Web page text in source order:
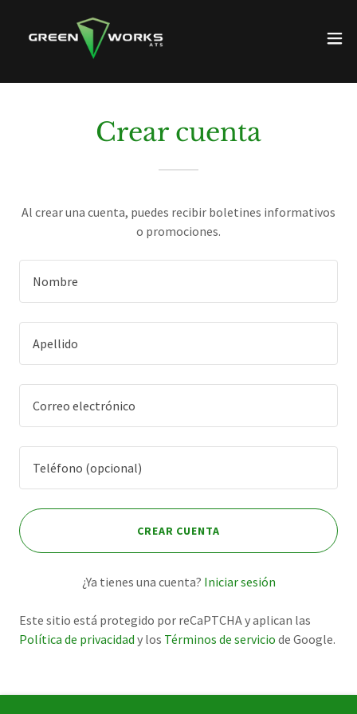
Crear cuenta
Al crear una cuenta, puedes recibir boletines informativos
o promociones.
CREAR CUENTA
¿Ya tienes una cuenta? Iniciar sesión
Este sitio está protegido por reCaPTCHA y aplican las
Política de privacidad y los Términos de servicio de Google.